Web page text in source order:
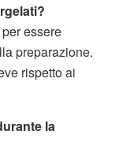
essere
preparazione.
rispetto ai
la